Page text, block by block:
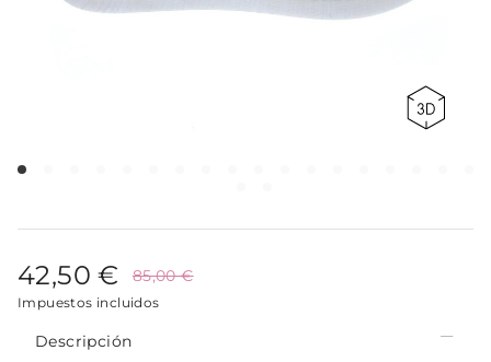
42,50 € 85,00 €
Impuestos incluidos
Descripción